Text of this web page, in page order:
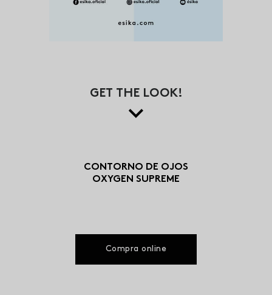
GET THE LOOK!
CONTORNO DE OJOS
OXYGEN SUPREME
Compra online